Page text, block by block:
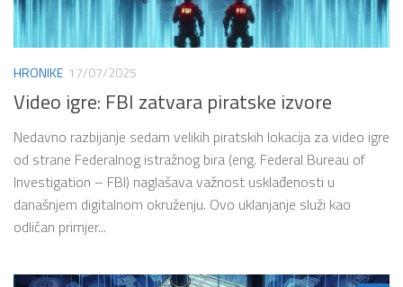
HRONIKE 17/07/2025
Video igre: FBI zatvara piratske izvore
Nedavno razbijanje sedam velikih piratskih lokacija za video igre
od strane Federalnog istražnog bira (eng. Federal Bureau of
Investigation – FBI) naglašava važnost usklađenosti u
današnjem digitalnom okruženju. Ovo uklanjanje služi kao
odličan primjer...